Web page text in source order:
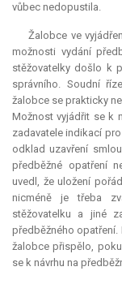
vůbec nedopustila.
Žalobce ve
možnosti vydání
stěžovatelky došlo k
správního. Soudní
žalobce se prakticky
Možnost vyjádřit se k
zadavatele indikací
odklad uzavření
předběžné opatření
uvedl, že uložení
nicméně je třeba
stěžovatelku a jiné
předběžného
žalobce přispělo,
se k návrhu na